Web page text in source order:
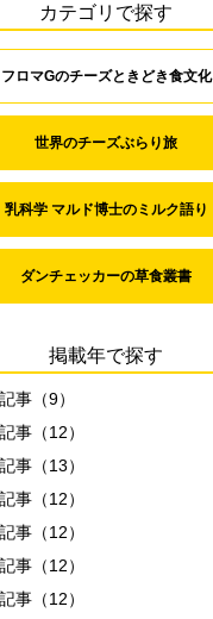
カテゴリで探す
フロマGのチーズときどき食文化
世界のチーズぶらり旅
乳科学 マルド博士のミルク語り
ダンチェッカーの草食叢書
掲載年で探す
事（9）
事（12）
事（13）
事（12）
事（12）
事（12）
事（12）